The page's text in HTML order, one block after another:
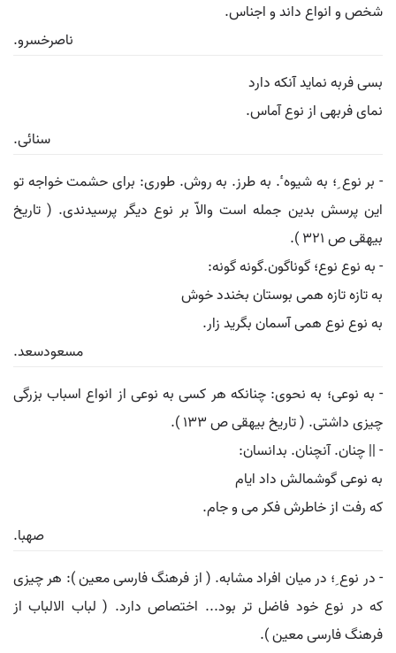
شخص و انواع داند و اجناس.
ناصرخسرو.
بسی فربه نماید آنکه دارد
نمای فربهی از نوع آماس.
سنائی.
- بر نوع ِ؛ به شیوه ٔ. به طرز. به روش. طوری: برای حشمت خواجه تو
این پرسش بدین جمله است والاّ بر نوع دیگر پرسیدندی. ( تاریخ
بیهقی ص 321 ).
- به نوع نوع؛ گوناگون.گونه گونه:
به تازه تازه همی بوستان بخندد خوش
به نوع نوع همی آسمان بگرید زار.
مسعودسعد.
- به نوعی؛ به نحوی: چنانکه هر کسی به نوعی از انواع اسباب بزرگی
چیزی داشتی. ( تاریخ بیهقی ص 133 ).
- || چنان. آنچنان. بدانسان:
به نوعی گوشمالش داد ایام
که رفت از خاطرش فکر می و جام.
صهبا.
- در نوع ِ؛ در میان افراد مشابه. ( از فرهنگ فارسی معین ): هر چیزی
که در نوع خود فاضل تر بود... اختصاص دارد. ( لباب الالباب از
فرهنگ فارسی معین ).